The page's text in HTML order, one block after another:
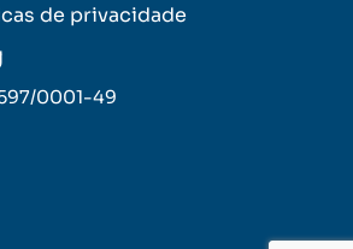
de privacidade
0001-49